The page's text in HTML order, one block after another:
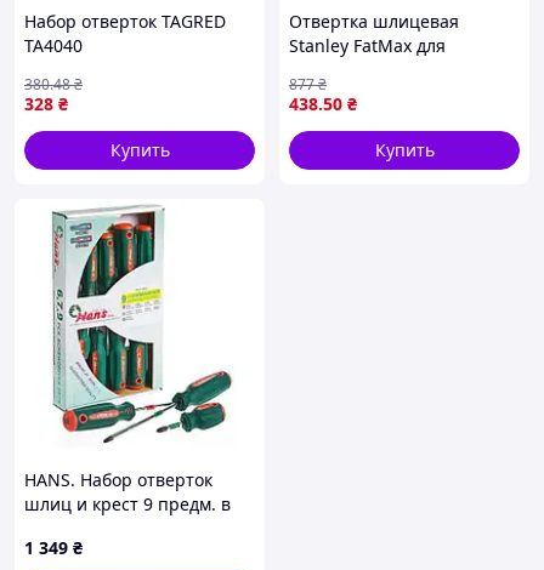
Набор отверток TAGRED
TA4040
328 ₴
380.48₴
Купить
Отвертка шлицевая
Stanley FatMax для
хромованадиевой сталью
и удобной рукояткой
438.50 ₴
877₴
Купить
HANS. Набор отверток
шлиц и крест 9 предм. в
1 349 ₴